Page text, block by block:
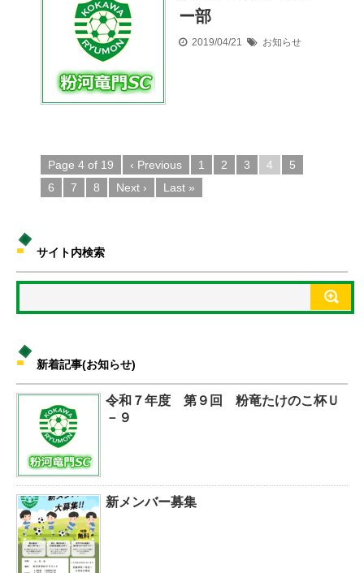
ー部
2019/04/21 お知らせ
Page 4 of 19 ‹ Previous 1 2 3 4
5
6
7 8 Next › Last »
サイト内検索
新着記事(お知らせ)
令和７年度 第９回 粉竜たけのこ杯Ｕ
－９
新メンバー募集